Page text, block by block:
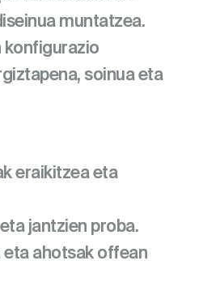
muntatzea.
konfigurazio
soinua eta
eraikitzea eta
jantzien proba.
ahotsak offean